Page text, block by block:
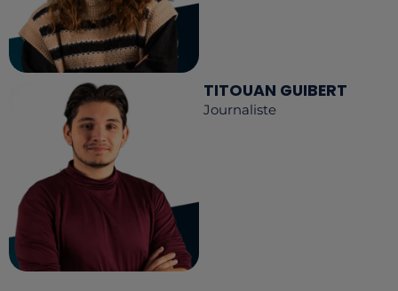
TITOUAN GUIBERT
Journaliste